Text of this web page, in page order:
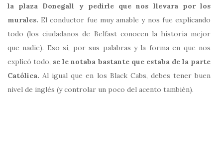
la plaza Donegall y pedirle que nos llevara por los
murales. El conductor fue muy amable y nos fue explicando
todo (los ciudadanos de Belfast conocen la historia mejor
que nadie). Eso sí, por sus palabras y la forma en que nos
explicó todo, se le notaba bastante que estaba de la parte
Católica.Al igual que en los Black Cabs, debes tener buen
nivel de inglés (y controlar un poco del acento también).